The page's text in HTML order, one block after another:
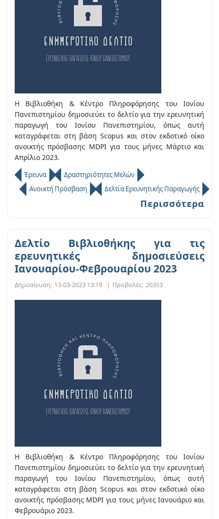
Η Βιβλιοθήκη & Κέντρο Πληροφόρησης του Ιονίου
Πανεπιστημίου δημοσιεύει το δελτίο για την ερευνητική
παραγωγή του Ιονίου Πανεπιστημίου, όπως αυτή
καταγράφεται στη βάση Scopus και στον εκδοτικό οίκο
ανοικτής πρόσβασης MDPI για τους μήνες Μάρτιο και
Απρίλιο 2023.
Έρευνα
Δραστηριότητες Μελών
Ανοικτή Πρόσβαση
Δελτία Ερευνητικής Παραγωγής
Περισσότερα
Δελτίο Βιβλιοθήκης για τις
ερευνητικές δημοσιεύσεις
Ιανουαρίου-Φεβρουαρίου 2023
Δημοσίευση: 13-03-2023 13:19 | Προβολές: 20353
Η Βιβλιοθήκη & Κέντρο Πληροφόρησης του Ιονίου
Πανεπιστημίου δημοσιεύει το δελτίο για την ερευνητική
παραγωγή του Ιονίου Πανεπιστημίου, όπως αυτή
καταγράφεται στη βάση Scopus και στον εκδοτικό οίκο
ανοικτής πρόσβασης MDPI για τους μήνες Ιανουάριο και
Φεβρουάριο 2023.